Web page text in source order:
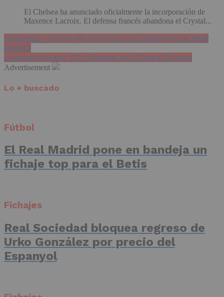
El Chelsea ha anunciado oficialmente la incorporación de
Maxence Lacroix. El defensa francés abandona el Crystal...
Tottenham ofrece 45 millones por Camavinga al Real
Madrid
Liverpool ofrece 170 millones por Olise al Bayern
Advertisement
Lo + buscado
Fútbol
El Real Madrid pone en bandeja un
fichaje top para el Betis
Fichajes
Real Sociedad bloquea regreso de
Urko González por precio del
Espanyol